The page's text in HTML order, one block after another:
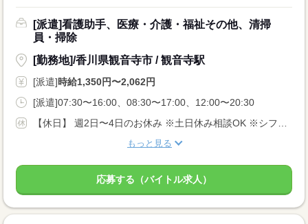
[派遣]看護助手、医療・介護・福祉その他、清掃
員・掃除
[勤務地]/香川県観音寺市 / 観音寺駅
[派遣]時給1,350円〜2,062円
[派遣]07:30〜16:00、08:30〜17:00、12:00〜20:30
もっと見る
応募する（バイトル求人）